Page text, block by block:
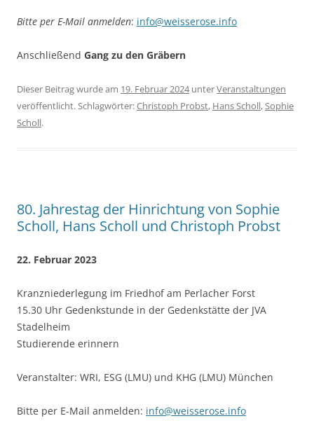
Bitte per E-Mail anmelden: info@weisserose.info
Anschließend Gang zu den Gräbern
Dieser Beitrag wurde am 19. Februar 2024unterVeranstaltungen
veröffentlicht. Schlagwörter:Christoph Probst, Hans Scholl,Sophie
Scholl.
80. Jahrestag der Hinrichtung von Sophie
Scholl, Hans Scholl und Christoph Probst
22. Februar 2023
Kranzniederlegung im Friedhof am Perlacher Forst
15.30 Uhr Gedenkstunde in der Gedenkstätte der JVA
Stadelheim
Studierende erinnern
Veranstalter: WRI, ESG (LMU) und KHG (LMU) München
Bitte per E-Mail anmelden: info@weisserose.info